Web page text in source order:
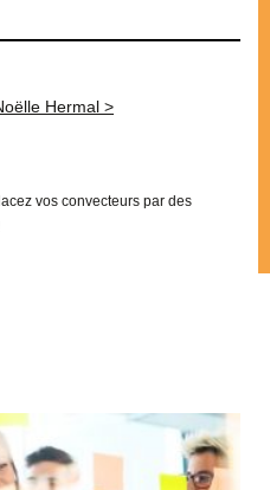
Hermal >
vos convecteurs par des